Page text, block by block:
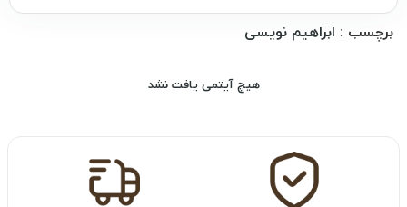
برچسب : ابراهیم نویسی
هیچ آیتمی یافت نشد